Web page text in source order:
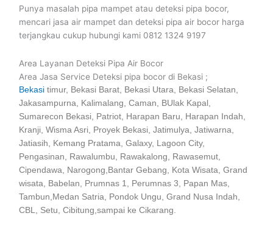
Punya masalah pipa mampet atau deteksi pipa bocor,
mencari jasa air mampet dan deteksi pipa air bocor harga
terjangkau cukup hubungi kami 0812 1324 9197
Area Layanan Deteksi Pipa Air Bocor
Area Jasa Service Deteksi pipa bocor di Bekasi ;
Bekasi timur, Bekasi Barat, Bekasi Utara, Bekasi Selatan,
Jakasampurna, Kalimalang, Caman, BUlak Kapal,
Sumarecon Bekasi, Patriot, Harapan Baru, Harapan Indah,
Kranji, Wisma Asri, Proyek Bekasi, Jatimulya, Jatiwarna,
Jatiasih, Kemang Pratama, Galaxy, Lagoon City,
Pengasinan, Rawalumbu, Rawakalong, Rawasemut,
Cipendawa, Narogong,Bantar Gebang, Kota Wisata, Grand
wisata, Babelan, Prumnas 1, Perumnas 3, Papan Mas,
Tambun,Medan Satria, Pondok Ungu, Grand Nusa Indah,
CBL, Setu, Cibitung,sampai ke Cikarang.